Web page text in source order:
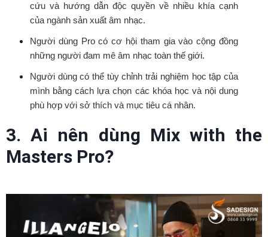
cứu và hướng dẫn độc quyền về nhiều khía cạnh
của ngành sản xuất âm nhạc.
Người dùng Pro có cơ hội tham gia vào cộng đồng
những người đam mê âm nhạc toàn thế giới.
Người dùng có thể tùy chỉnh trải nghiệm học tập của
mình bằng cách lựa chọn các khóa học và nội dung
phù hợp với sở thích và mục tiêu cá nhân.
3. Ai nên dùng Mix with the
Masters Pro?